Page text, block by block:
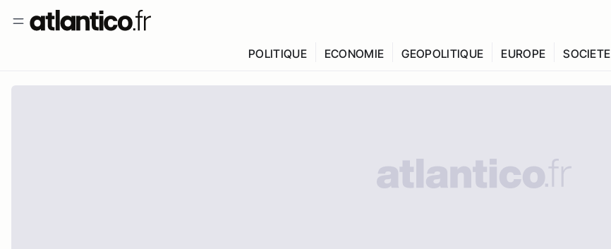
POLITIQUE ECONOMIE GEOPOLITIQUE EUROPE SOCIETE